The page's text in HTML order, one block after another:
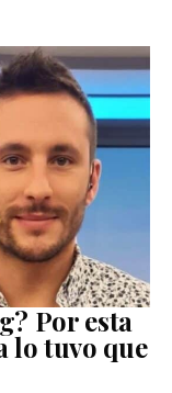
Por esta
lo tuvo que